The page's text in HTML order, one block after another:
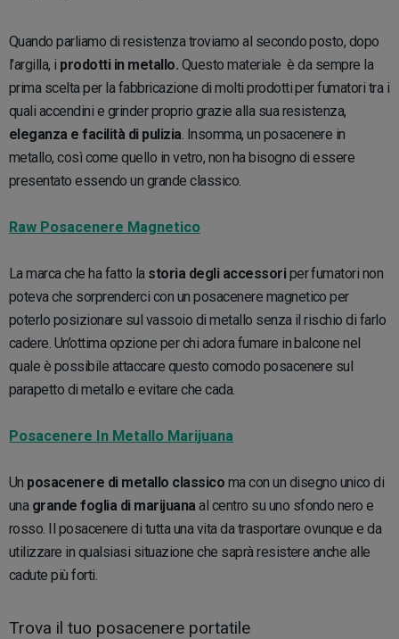
Quando parliamo di resistenza troviamo al secondo posto, dopo
l’argilla, i prodotti in metallo. Questo materiale è da sempre la
prima scelta per la fabbricazione di molti prodotti per fumatori tra i
quali accendini e grinder proprio grazie alla sua resistenza,
eleganza e facilità di pulizia . Insomma, un posacenere in
metallo, così come quello in vetro, non ha bisogno di essere
presentato essendo un grande classico.
Raw Posacenere Magnetico
La marca che ha fatto la storia degli accessoriper fumatori non
poteva che sorprenderci con un posacenere magnetico per
poterlo posizionare sul vassoio di metallo senza il rischio di farlo
cadere. Un’ottima opzione per chi adora fumare in balcone nel
quale è possibile attaccare questo comodo posacenere sul
parapetto di metallo e evitare che cada.
Posacenere In Metallo Marijuana
Un posacenere di metallo classico ma con un disegno unico di
una grande foglia di marijuana al centro su uno sfondo nero e
rosso. Il posacenere di tutta una vita da trasportare ovunque e da
utilizzare in qualsiasi situazione che saprà resistere anche alle
cadute più forti.
Trova il tuo posacenere portatile